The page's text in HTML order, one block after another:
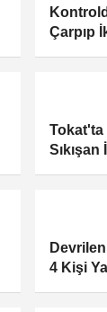
Çarpıp
Tokat'ta
4 Kişi